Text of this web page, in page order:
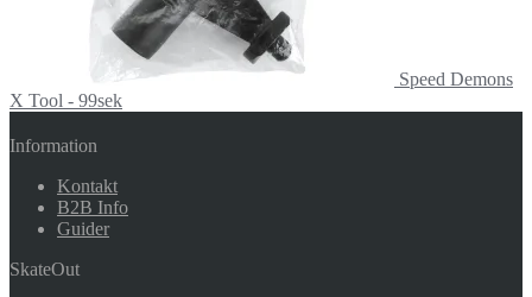
Speed Demons
X Tool - 99sek
Information
Kontakt
B2B Info
Guider
SkateOut